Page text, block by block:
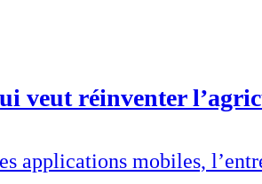
veut réinventer
applications mobiles,